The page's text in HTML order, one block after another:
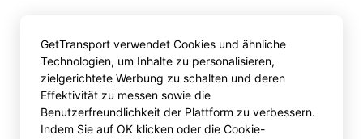
GetTransport verwendet Cookies und ähnliche
Technologien, um Inhalte zu personalisieren,
zielgerichtete Werbung zu schalten und deren
Effektivität zu messen sowie die
Benutzerfreundlichkeit der Plattform zu verbessern.
Indem Sie auf OK klicken oder die Cookie-